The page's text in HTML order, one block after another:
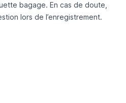
bagage. En cas de doute,
lors de l’enregistrement.